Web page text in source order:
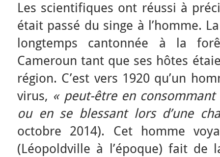
Les scientifiques ont réussi à
était passé du singe à l’homme.
longtemps cantonnée à la
Cameroun tant que ses hôtes
région. C’est vers 1920 qu’un
virus, « peut-être en
ou en se blessant lors d’une
octobre 2014). Cet homme
(Léopoldville à l’époque) fait de